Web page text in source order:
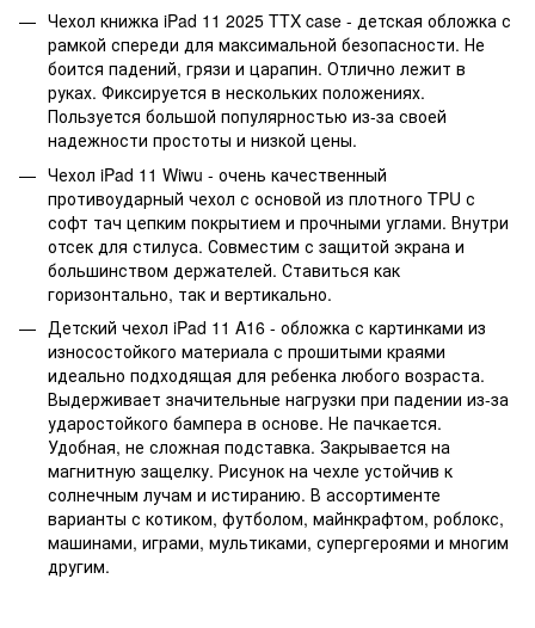
Чехол книжка iPad 11 2025 TTX case - детская обложка с
рамкой спереди для максимальной безопасности. Не
боится падений, грязи и царапин. Отлично лежит в
руках. Фиксируется в нескольких положениях.
Пользуется большой популярностью из-за своей
надежности простоты и низкой цены.
Чехол iPad 11 Wiwu - очень качественный
противоударный чехол с основой из плотного TPU с
софт тач цепким покрытием и прочными углами. Внутри
отсек для стилуса. Совместим с защитой экрана и
большинством держателей. Ставиться как
горизонтально, так и вертикально.
Детский чехол iPad 11 A16 - обложка с картинками из
износостойкого материала с прошитыми краями
идеально подходящая для ребенка любого возраста.
Выдерживает значительные нагрузки при падении из-за
ударостойкого бампера в основе. Не пачкается.
Удобная, не сложная подставка. Закрывается на
магнитную защелку. Рисунок на чехле устойчив к
солнечным лучам и истиранию. В ассортименте
варианты с котиком, футболом, майнкрафтом, роблокс,
машинами, играми, мультиками, супергероями и многим
другим.